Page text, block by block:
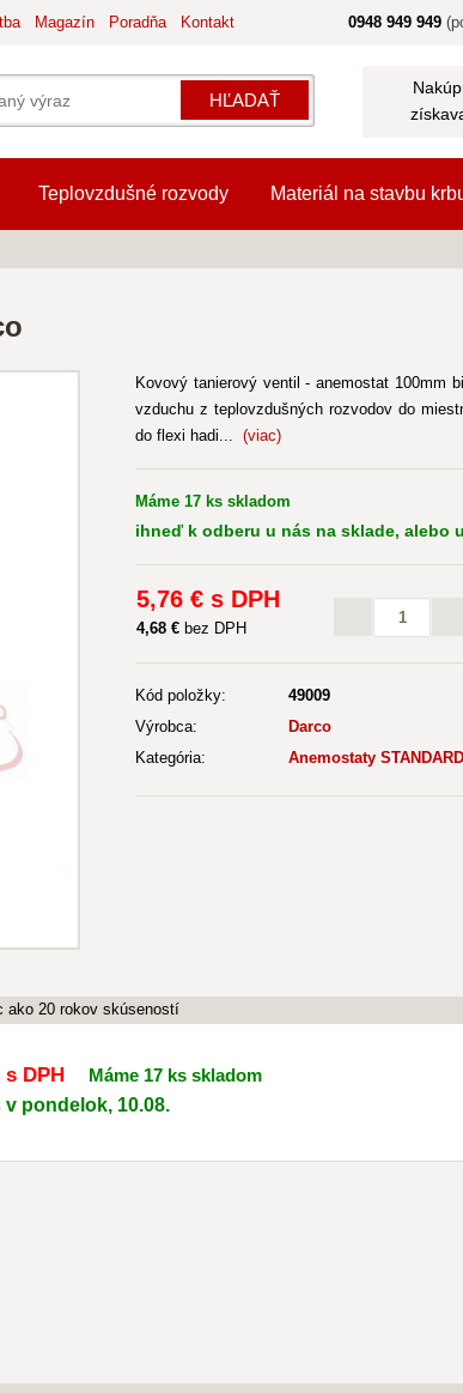
HĽADAŤ
0948 949 949
Magazín Poradňa Kontakt
Teplovzdušné rozvody Materiál na stavbu
Kovový tanierový ventil - anemostat 100mm
vzduchu z teplovzdušných rozvodov do
do flexi hadi... (viac)
Máme 17 ks skladom
ihneď k odberu u nás na sklade, alebo
5,76 € s DPH
4,68 € bez DPH
Kód položky:
49009
Výrobca:
Darco
Kategória:
Anemostaty STANDARD
s DPH Máme 17 ks skladom
pondelok, 10.08.